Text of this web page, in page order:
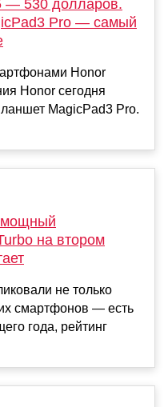
— 530 долларов.
Pro — самый
Honor
Honor сегодня
MagicPad3 Pro.
на втором
не только
смартфонов — есть
года, рейтинг